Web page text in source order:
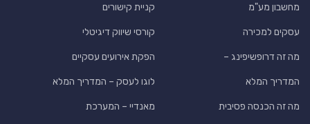
מחשבון מע"מ
עסקים למכירה
מה זה דרופשיפינג –
המדריך המלא
מה זה הכנסה פסיבית
קניית קישורים
קורסי שיווק דיגיטלי
הפקת אירועים עסקיים
לוגו לעסק – המדריך המלא
מאנדיי – המערכת